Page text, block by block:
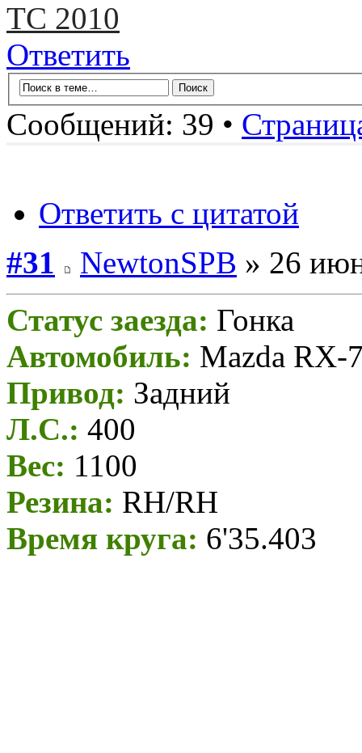
TC 2010
Ответить
Сообщений: 39 •
Ответить с цитатой
#31
NewtonSPB » 26
Статус заезда: Гонка
Автомобиль: Mazda RX-
Привод: Задний
Л.С.: 400
Вес: 1100
Резина: RH/RH
Время круга: 6'35.403